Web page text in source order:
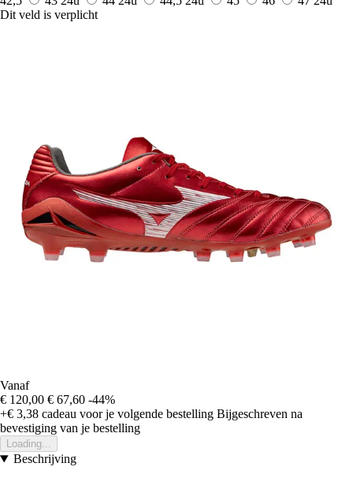
Dit veld is verplicht
Vanaf
€ 120,00 € 67,60 -44%
+€ 3,38 cadeau voor je volgende bestelling Bijgeschreven na
bevestiging van je bestelling
Loading...
Beschrijving